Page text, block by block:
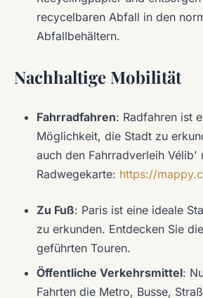
recycelbaren Abfall in den
Abfallbehältern.
Nachhaltige Mobilität
Fahrradfahren: Radfahren ist
Möglichkeit, die Stadt zu
auch den Fahrradverleih Vélib'
Radwegekarte: https://
Zu Fuß: Paris ist eine ideale
zu erkunden. Entdecken Sie
geführten Touren.
Öffentliche Verkehrsmittel:
Fahrten die Metro, Busse,